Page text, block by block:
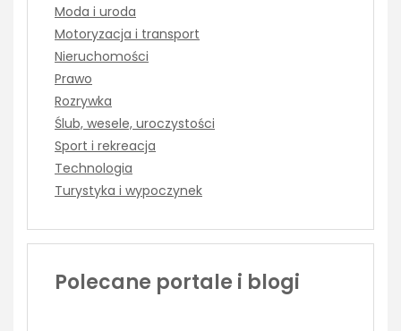
Moda i uroda
Motoryzacja i transport
Nieruchomości
Prawo
Rozrywka
Ślub, wesele, uroczystości
Sport i rekreacja
Technologia
Turystyka i wypoczynek
Polecane portale i blogi